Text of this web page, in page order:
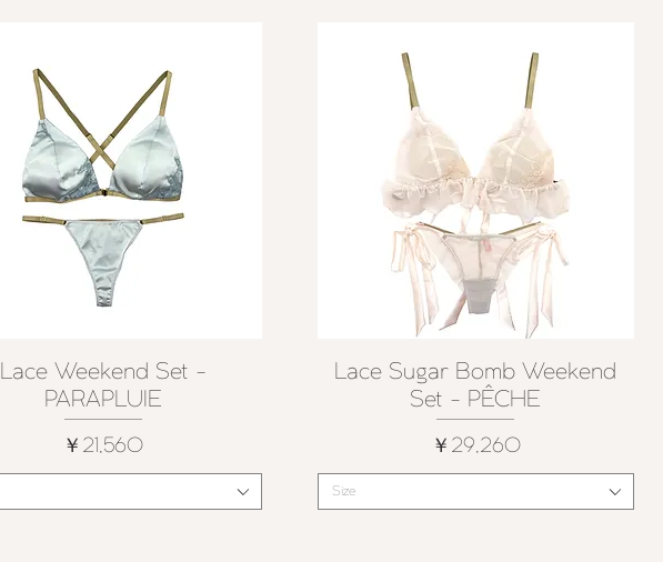
クイックビュー
Lace Weekend Set -
PARAPLUIE
価格
￥21,560
クイックビュー
Lace Sugar Bomb Weekend
Set - PÊCHE
価格
￥29,260
Size